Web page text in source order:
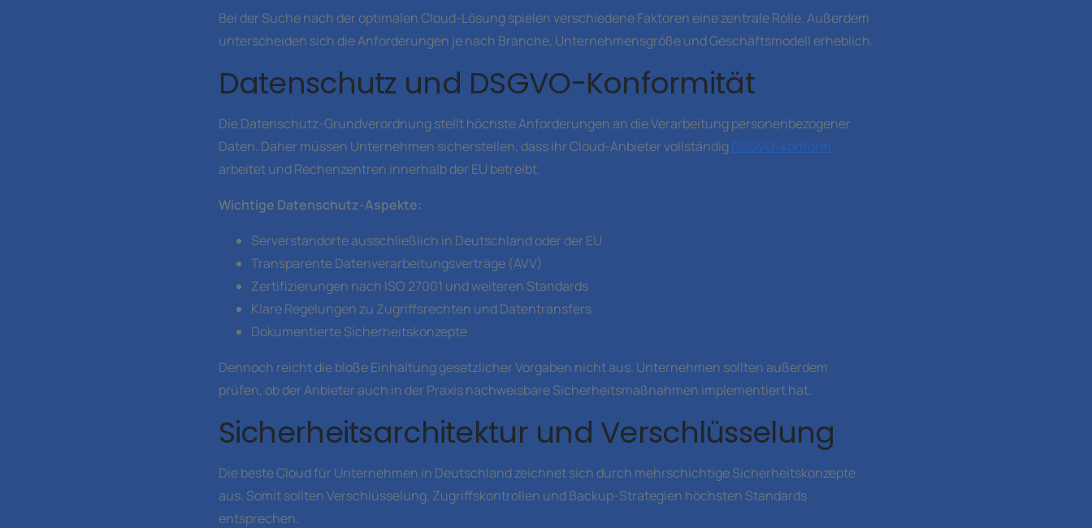
Bei der Suche nach der optimalen Cloud-Lösung spielen verschiedene Faktoren eine zentrale Rolle. Außerdem
unterscheiden sich die Anforderungen je nach Branche, Unternehmensgröße und Geschäftsmodell erheblich.
Datenschutz und DSGVO-Konformität
Die Datenschutz-Grundverordnung stellt höchste Anforderungen an die Verarbeitung personenbezogener
Daten. Daher müssen Unternehmen sicherstellen, dass ihr Cloud-Anbieter vollständigDSGVO-konform
arbeitet und Rechenzentren innerhalb der EU betreibt.
Wichtige Datenschutz-Aspekte:
Serverstandorte ausschließlich in Deutschland oder der EU
Transparente Datenverarbeitungsverträge (AVV)
Zertifizierungen nach ISO 27001 und weiteren Standards
Klare Regelungen zu Zugriffsrechten und Datentransfers
Dokumentierte Sicherheitskonzepte
Dennoch reicht die bloße Einhaltung gesetzlicher Vorgaben nicht aus. Unternehmen sollten außerdem
prüfen, ob der Anbieter auch in der Praxis nachweisbare Sicherheitsmaßnahmen implementiert hat.
Sicherheitsarchitektur und Verschlüsselung
Die beste Cloud für Unternehmen in Deutschland zeichnet sich durch mehrschichtige Sicherheitskonzepte
aus. Somit sollten Verschlüsselung, Zugriffskontrollen und Backup-Strategien höchsten Standards
entsprechen.